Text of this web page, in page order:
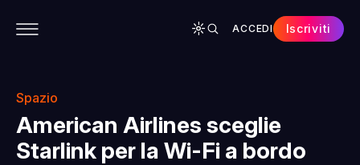
ACCEDI Iscriviti
Spazio
American Airlines sceglie
Starlink per la Wi-Fi a bordo